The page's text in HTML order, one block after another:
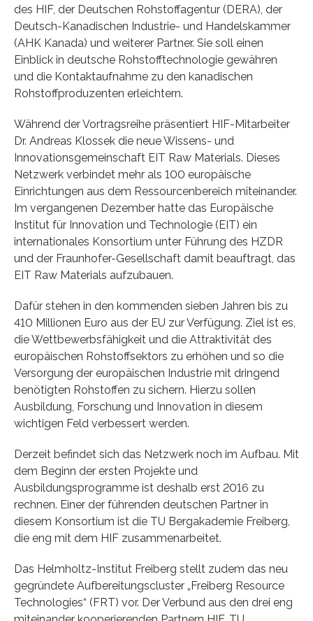
des HIF, der Deutschen Rohstoffagentur (DERA), der
Deutsch-Kanadischen Industrie- und Handelskammer
(AHK Kanada) und weiterer Partner. Sie soll einen
Einblick in deutsche Rohstofftechnologie gewähren
und die Kontaktaufnahme zu den kanadischen
Rohstoffproduzenten erleichtern.
Während der Vortragsreihe präsentiert HIF-Mitarbeiter
Dr. Andreas Klossek die neue Wissens- und
Innovationsgemeinschaft EIT Raw Materials. Dieses
Netzwerk verbindet mehr als 100 europäische
Einrichtungen aus dem Ressourcenbereich miteinander.
Im vergangenen Dezember hatte das Europäische
Institut für Innovation und Technologie (EIT) ein
internationales Konsortium unter Führung des HZDR
und der Fraunhofer-Gesellschaft damit beauftragt, das
EIT Raw Materials aufzubauen.
Dafür stehen in den kommenden sieben Jahren bis zu
410 Millionen Euro aus der EU zur Verfügung. Ziel ist es,
die Wettbewerbsfähigkeit und die Attraktivität des
europäischen Rohstoffsektors zu erhöhen und so die
Versorgung der europäischen Industrie mit dringend
benötigten Rohstoffen zu sichern. Hierzu sollen
Ausbildung, Forschung und Innovation in diesem
wichtigen Feld verbessert werden.
Derzeit befindet sich das Netzwerk noch im Aufbau. Mit
dem Beginn der ersten Projekte und
Ausbildungsprogramme ist deshalb erst 2016 zu
rechnen. Einer der führenden deutschen Partner in
diesem Konsortium ist die TU Bergakademie Freiberg,
die eng mit dem HIF zusammenarbeitet.
Das Helmholtz-Institut Freiberg stellt zudem das neu
gegründete Aufbereitungscluster „Freiberg Resource
Technologies“ (FRT) vor. Der Verbund aus den drei eng